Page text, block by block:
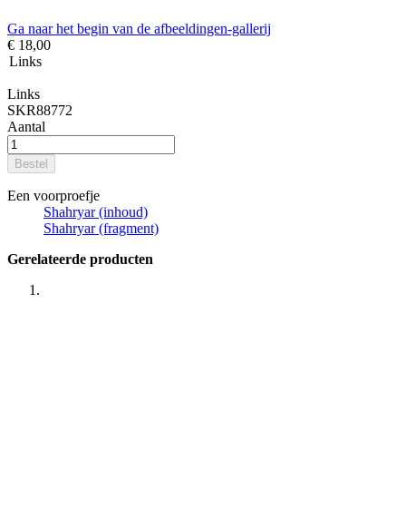
Ga naar het begin van de afbeeldingen-gallerij
€ 18,00
Links
Links
SKR88772
Aantal
Bestel
Een voorproefje
Shahryar (inhoud)
Shahryar (fragment)
Gerelateerde producten